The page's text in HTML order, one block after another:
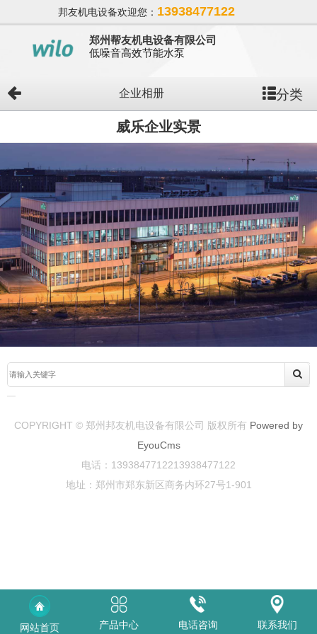
邦友机电设备欢迎您： 13938477122
郑州帮友机电设备有限公司
低噪音高效节能水泵
企业相册 分类
威乐企业实景
COPYRIGHT © 郑州邦友机电设备有限公司 版权所有 Powered by
EyouCms
电话：1393847712213938477122
地址：郑州市郑东新区商务内环27号1-901
网站首页 产品中心 电话咨询 联系我们